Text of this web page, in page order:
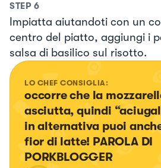
STEP 6
Impiatta aiutandoti con un
centro del piatto, aggiungi i
salsa di basilico sul risotto.
LO CHEF CONSIGLIA:
occorre che la
asciutta, quindi
in alternativa puoi
fior di latte! PAROLA DI
PORKBLOGGER